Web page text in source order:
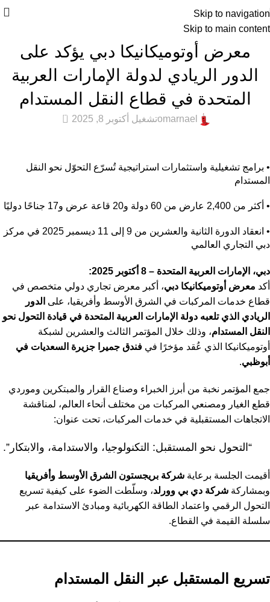
Skip to navigation
Skip to main content
معرض أوتوميكانيكا دبي يؤكد على
الدور الريادي لدولة الإمارات العربية
المتحدة في قطاع النقل المستدام
omarnaelتشغيل أكتوبر 8, 2025 0
• برامج تشغيلية واستثمارات استراتيجية تُسرّع التحوّل نحو النقل
المستدام
• أكثر من 2,400 عارض من 60 دولة و20 قاعة عرض و17 جناحًا دوليًا
• انعقاد الدورة الثانية والعشرين من 9 إلى 11 ديسمبر 2025 في مركز
دبي التجاري العالمي
دبي، الإمارات العربية المتحدة – 8 أكتوبر 2025:
أكد معرض أوتوميكانيكا دبي، أكبر معرض تجاري دولي متخصص في
قطاع خدمات المركبات في الشرق الأوسط وأفريقيا، على الدور
الريادي الذي تلعبه دولة الإمارات العربية المتحدة في قيادة التحول نحو
النقل المستدام، وذلك خلال المؤتمر الثالث والعشرين لشبكة
أوتوميكانيكا الذي عُقد مؤخرًا في فندق جميرا جزيرة السعديات في
أبوظبي.
جمع المؤتمر نخبة من أبرز الخبراء وصناع القرار والمبتكرين وموردي
قطع الغيار ومصنعي المركبات من مختلف أنحاء العالم، لمناقشة
الاتجاهات المستقبلية في خدمات المركبات، تحت عنوان:
“التحول نحو المستقبل: التكنولوجيا، والاستدامة، والابتكار”.
أقيمت الجلسة برعاية شركة بريجستون الشرق الأوسط وأفريقيا
وبمشاركة شركة دي بي وورلد، وسلّطت الضوء على كيفية تسريع
التحول الرقمي واعتماد الطاقة الكهربائية ومبادئ الاستدامة عبر
سلسلة القيمة في القطاع.
تسريع المستقبل عبر النقل المستدام